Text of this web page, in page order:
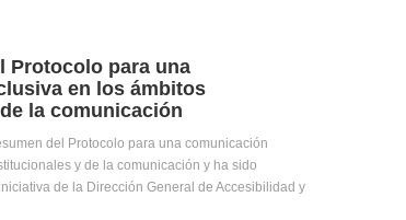
Protocolo para una
en los ámbitos
la comunicación
del Protocolo para una comunicación
y de la comunicación y ha sido
de la Dirección General de Accesibilidad y